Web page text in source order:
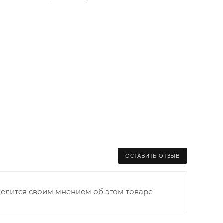
ОСТАВИТЬ ОТЗЫВ
своим мнением об этом товаре